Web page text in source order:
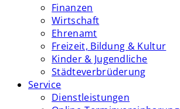
Finanzen
Wirtschaft
Ehrenamt
Freizeit, Bildung & Kultur
Kinder & Jugendliche
Städteverbrüderung
Service
Dienstleistungen